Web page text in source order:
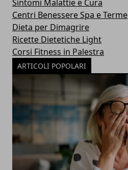
Sintomi Malattie e Cura
Centri Benessere Spa e Terme
Dieta per Dimagrire
Ricette Dietetiche Light
Corsi Fitness in Palestra
ARTICOLI POPOLARI